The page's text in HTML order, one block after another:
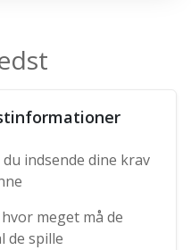
indsende dine krav
meget må de
de spille